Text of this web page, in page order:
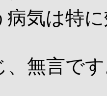
病気は特
、無言で